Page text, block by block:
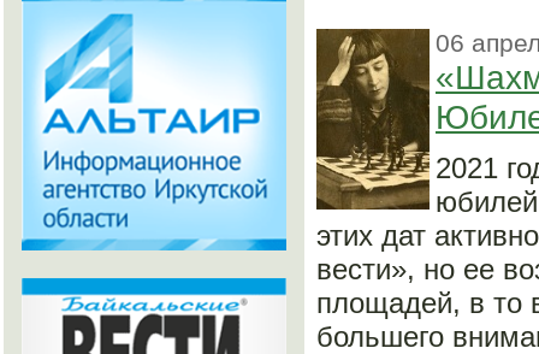
06
2021
этих дат
вести», но ее
площадей, в то
большего